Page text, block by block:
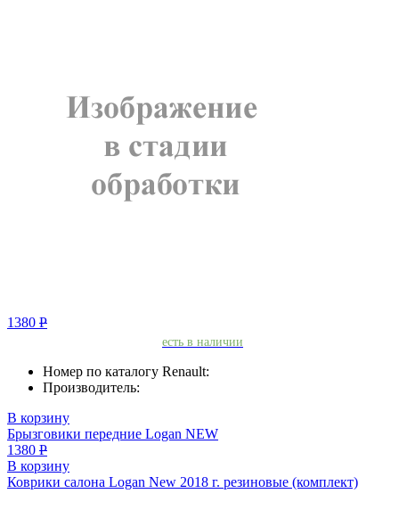
1380 Р
есть в наличии
Номер по каталогу Renault:
Производитель:
В корзину
Брызговики передние Logan NEW
1380 Р
В корзину
Коврики салона Logan New 2018 г. резиновые (комплект)